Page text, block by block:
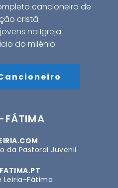
cancioneiro de
cristã.
na Igreja
do milénio
FÁTIMA
da Pastoral Juvenil
Leiria-Fátima